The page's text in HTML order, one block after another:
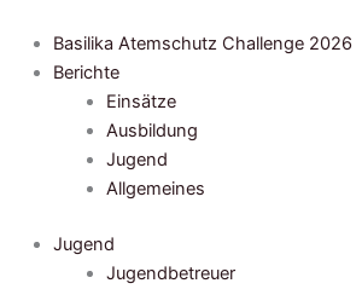
Inhalt
springen
Basilika Atemschutz Challenge 2026
Berichte
Einsätze
Ausbildung
Jugend
Allgemeines
Jugend
Jugendbetreuer